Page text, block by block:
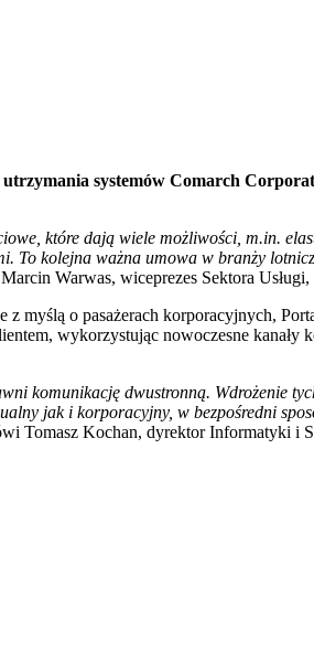
systemów Comarch
które dają wiele możliwości, m.in.
kolejna ważna umowa w branży
Warwas, wiceprezes Sektora Usługi,
myślą o pasażerach korporacyjnych,
wykorzystując nowoczesne kanały
komunikację dwustronną. Wdrożenie
jak i korporacyjny, w bezpośredni
Tomasz Kochan, dyrektor Informatyki i